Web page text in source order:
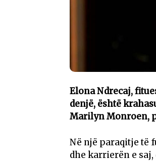
Elona Ndrecaj,
denjë, është
Marilyn Monroen,
Në një paraqitje të
dhe karrierën e